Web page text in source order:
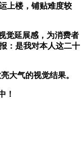
上楼，铺贴难度较
觉延展感，为消费者
：是我对本人这二十
大气的视觉结果。
！